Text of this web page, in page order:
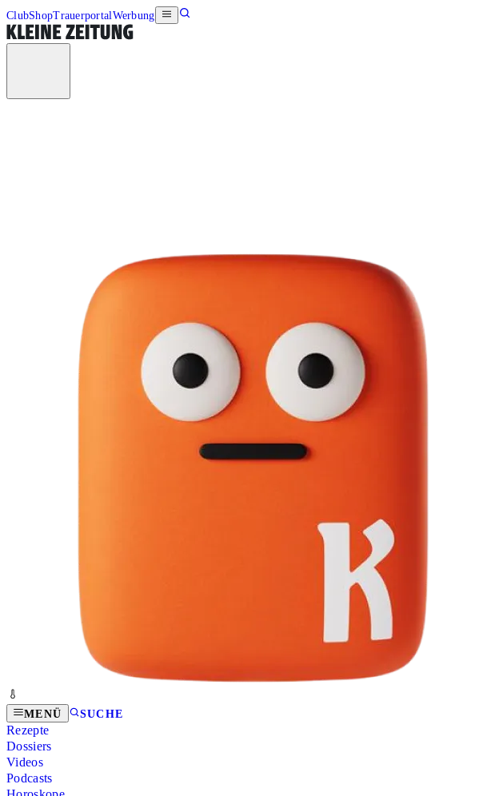
ClubShopTrauerportalWerbung
MENÜ SUCHE
Rezepte
Dossiers
Videos
Podcasts